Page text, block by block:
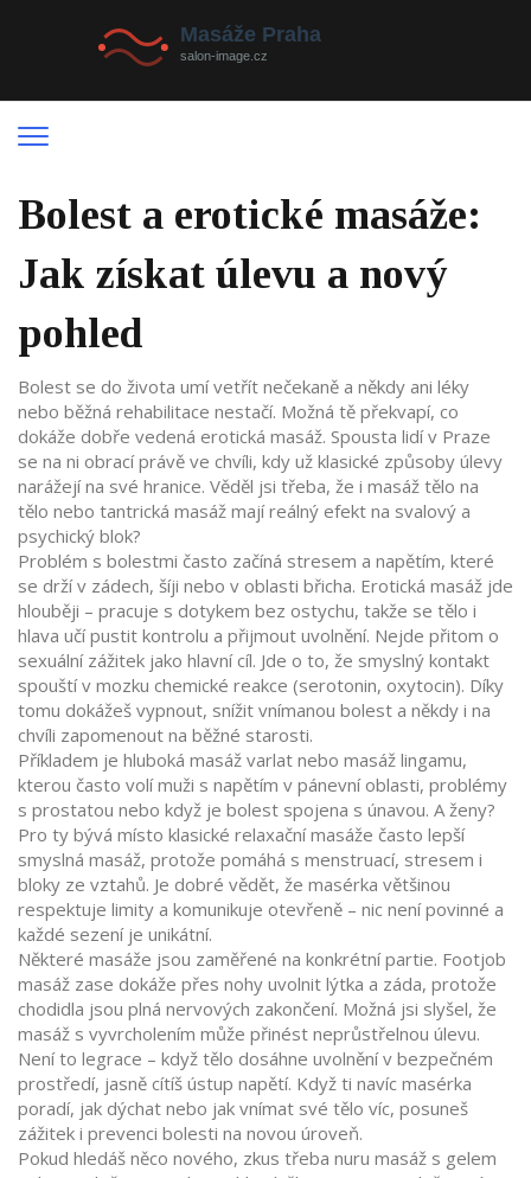
Bolest a erotické masáže:
Jak získat úlevu a nový
pohled
Bolest se do života umí vetřít nečekaně a někdy ani léky
nebo běžná rehabilitace nestačí. Možná tě překvapí, co
dokáže dobře vedená erotická masáž. Spousta lidí v Praze
se na ni obrací právě ve chvíli, kdy už klasické způsoby úlevy
narážejí na své hranice. Věděl jsi třeba, že i masáž tělo na
tělo nebo tantrická masáž mají reálný efekt na svalový a
psychický blok?
Problém s bolestmi často začíná stresem a napětím, které
se drží v zádech, šíji nebo v oblasti břicha. Erotická masáž jde
hlouběji – pracuje s dotykem bez ostychu, takže se tělo i
hlava učí pustit kontrolu a přijmout uvolnění. Nejde přitom o
sexuální zážitek jako hlavní cíl. Jde o to, že smyslný kontakt
spouští v mozku chemické reakce (serotonin, oxytocin). Díky
tomu dokážeš vypnout, snížit vnímanou bolest a někdy i na
chvíli zapomenout na běžné starosti.
Příkladem je hluboká masáž varlat nebo masáž lingamu,
kterou často volí muži s napětím v pánevní oblasti, problémy
s prostatou nebo když je bolest spojena s únavou. A ženy?
Pro ty bývá místo klasické relaxační masáže často lepší
smyslná masáž, protože pomáhá s menstruací, stresem i
bloky ze vztahů. Je dobré vědět, že masérka většinou
respektuje limity a komunikuje otevřeně – nic není povinné a
každé sezení je unikátní.
Některé masáže jsou zaměřené na konkrétní partie. Footjob
masáž zase dokáže přes nohy uvolnit lýtka a záda, protože
chodidla jsou plná nervových zakončení. Možná jsi slyšel, že
masáž s vyvrcholením může přinést neprůstřelnou úlevu.
Není to legrace – když tělo dosáhne uvolnění v bezpečném
prostředí, jasně cítíš ústup napětí. Když ti navíc masérka
poradí, jak dýchat nebo jak vnímat své tělo víc, posuneš
zážitek i prevenci bolesti na novou úroveň.
Pokud hledáš něco nového, zkus třeba nuru masáž s gelem